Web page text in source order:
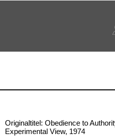
Originaltitel: Obedience to
Experimental View, 1974